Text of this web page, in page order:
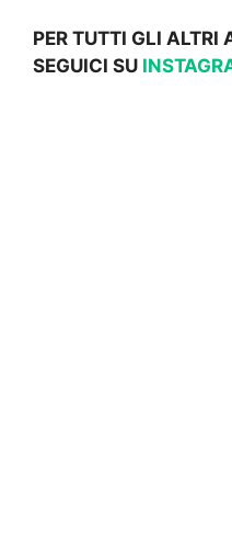
PER TUTTI GLI ALTRI
SEGUICI SU